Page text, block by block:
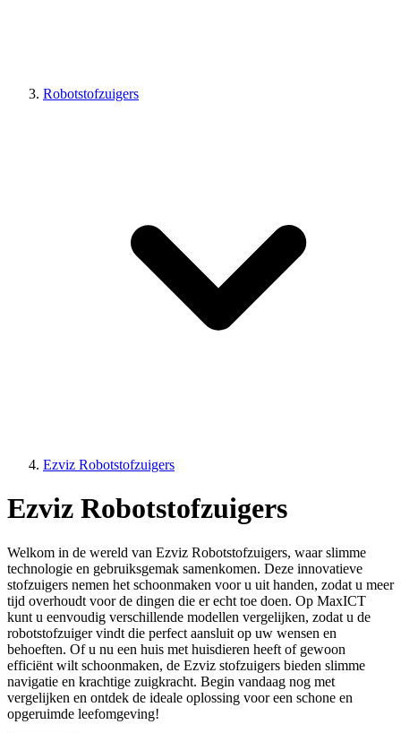
Robotstofzuigers
Ezviz Robotstofzuigers
Ezviz Robotstofzuigers
Welkom in de wereld van Ezviz Robotstofzuigers, waar slimme
technologie en gebruiksgemak samenkomen. Deze innovatieve
stofzuigers nemen het schoonmaken voor u uit handen, zodat u meer
tijd overhoudt voor de dingen die er echt toe doen. Op MaxICT
kunt u eenvoudig verschillende modellen vergelijken, zodat u de
robotstofzuiger vindt die perfect aansluit op uw wensen en
behoeften. Of u nu een huis met huisdieren heeft of gewoon
efficiënt wilt schoonmaken, de Ezviz stofzuigers bieden slimme
navigatie en krachtige zuigkracht. Begin vandaag nog met
vergelijken en ontdek de ideale oplossing voor een schone en
opgeruimde leefomgeving!